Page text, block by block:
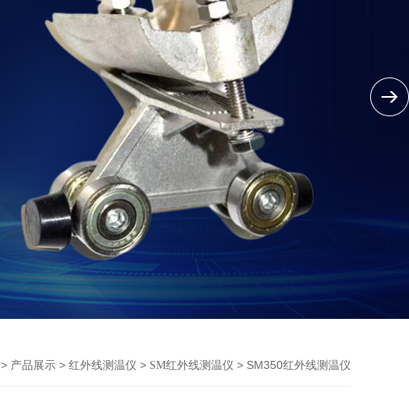
> 产品展示 > 红外线测温仪 > SM红外线测温仪 > SM350红外线测温仪